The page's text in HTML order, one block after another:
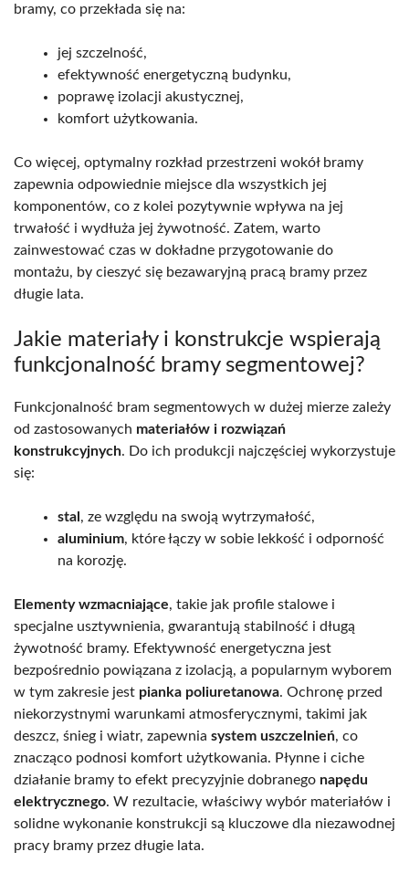
bramy, co przekłada się na:
jej szczelność,
efektywność energetyczną budynku,
poprawę izolacji akustycznej,
komfort użytkowania.
Co więcej, optymalny rozkład przestrzeni wokół bramy
zapewnia odpowiednie miejsce dla wszystkich jej
komponentów, co z kolei pozytywnie wpływa na jej
trwałość i wydłuża jej żywotność. Zatem, warto
zainwestować czas w dokładne przygotowanie do
montażu, by cieszyć się bezawaryjną pracą bramy przez
długie lata.
Jakie materiały i konstrukcje wspierają
funkcjonalność bramy segmentowej?
Funkcjonalność bram segmentowych w dużej mierze zależy
od zastosowanych materiałów i rozwiązań
konstrukcyjnych. Do ich produkcji najczęściej wykorzystuje
się:
stal , ze względu na swoją wytrzymałość,
aluminium, które łączy w sobie lekkość i odporność
na korozję.
Elementy wzmacniające, takie jak profile stalowe i
specjalne usztywnienia, gwarantują stabilność i długą
żywotność bramy. Efektywność energetyczna jest
bezpośrednio powiązana z izolacją, a popularnym wyborem
w tym zakresie jest pianka poliuretanowa. Ochronę przed
niekorzystnymi warunkami atmosferycznymi, takimi jak
deszcz, śnieg i wiatr, zapewnia system uszczelnień, co
znacząco podnosi komfort użytkowania. Płynne i ciche
działanie bramy to efekt precyzyjnie dobranego napędu
elektrycznego. W rezultacie, właściwy wybór materiałów i
solidne wykonanie konstrukcji są kluczowe dla niezawodnej
pracy bramy przez długie lata.